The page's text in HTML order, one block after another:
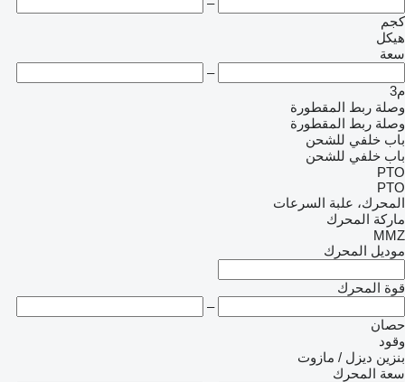
–
كجم
هيكل
سعة
–
م3
وصلة ربط المقطورة
وصلة ربط المقطورة
باب خلفي للشحن
باب خلفي للشحن
PTO
PTO
المحرك، علبة السرعات
ماركة المحرك
MMZ
موديل المحرك
قوة المحرك
–
حصان
وقود
بنزين ديزل / مازوت
سعة المحرك